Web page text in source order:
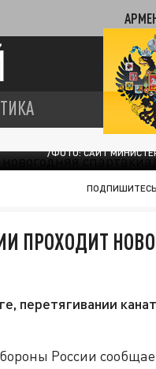
/ФОТО: САЙТ
ПРОХОДИТ
перетягивании
России